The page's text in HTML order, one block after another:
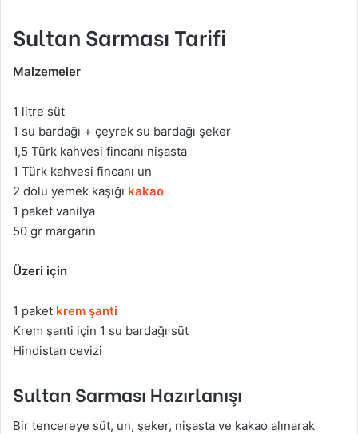
Sultan Sarması Tarifi
Malzemeler
1 litre süt
1 su bardağı + çeyrek su bardağı şeker
1,5 Türk kahvesi fincanı nişasta
1 Türk kahvesi fincanı un
2 dolu yemek kaşığı kakao
1 paket vanilya
50 gr margarin
Üzeri için
1 paket krem şanti
Krem şanti için 1 su bardağı süt
Hindistan cevizi
Sultan Sarması Hazırlanışı
Bir tencereye süt, un, şeker, nişasta ve kakao alınarak